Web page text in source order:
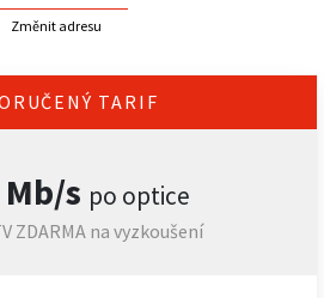
Změnit adresu
TARIF
Mb/s po optice
ZDARMA na vyzkoušení